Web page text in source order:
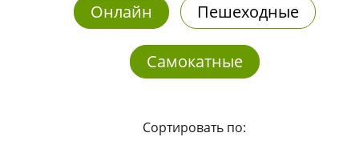
Онлайн Пешеходные
Самокатные
Сортировать по: